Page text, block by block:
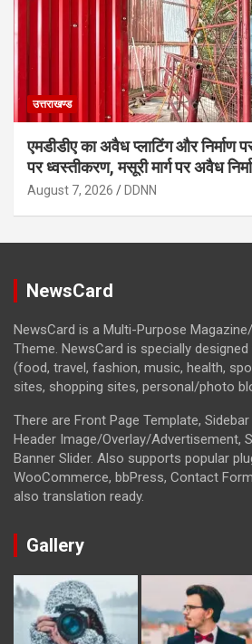
उत्तराखण्ड
एमडीडीए का अवैध प्लाटिंग और निर्माण
पर ध्वस्तीकरण, मसूरी मार्ग पर अवैध
August 7, 2026 DDNN
NewsCard
NewsCard is a Multi-Purpose
Theme. NewsCard is specially
(food, travel, fashion, music, health,
sites, shopping sites, personal/photo
There are Front Page Template,
Header Image/Overlay/Advertisement,
Banner Slider. Also supports popular
WooCommerce, bbPress, Contact
also translation ready.
Gallery